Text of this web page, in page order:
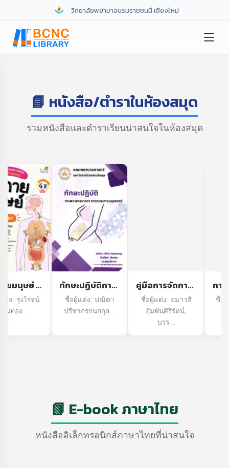
วิทยาลัยพยาบาลบรมราชชนนี เชียงใหม่
📘 หนังสือ/ตำราในห้องสมุด
รวมหนังสือและตำราเรียนน่าสนใจในห้องสมุด
ร่างกายมนุษย์ = Human body : My first encyclopedia series
ต่ง: รุ่งโรจน์
นทอง...
ทักษะปฏิบัติการพยาบาลมารดา-ทารกและการผดุงครรภ์
ชื่อผู้แต่ง: ปณิตา
ปรีชากรกนกกุล...
คู่มือการจัดการความรู้ สู่การจัดการนวัตกรรม = Knowledge management manual to innovation management
ชื่อผู้แต่ง: อมาวสี
อัมพันศิริรัตน์,
บรร...
ชื่อ
📗 E-book ภาษาไทย
หนังสืออิเล็กทรอนิกส์ภาษาไทยที่น่าสนใจ